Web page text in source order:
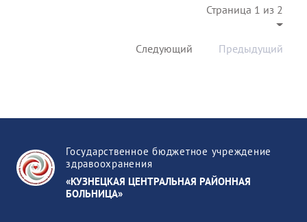
Страница 1 из 2
Предыдущий
Следующий
Государственное бюджетное учреждение
здравоохранения
«КУЗНЕЦКАЯ ЦЕНТРАЛЬНАЯ РАЙОННАЯ
БОЛЬНИЦА»